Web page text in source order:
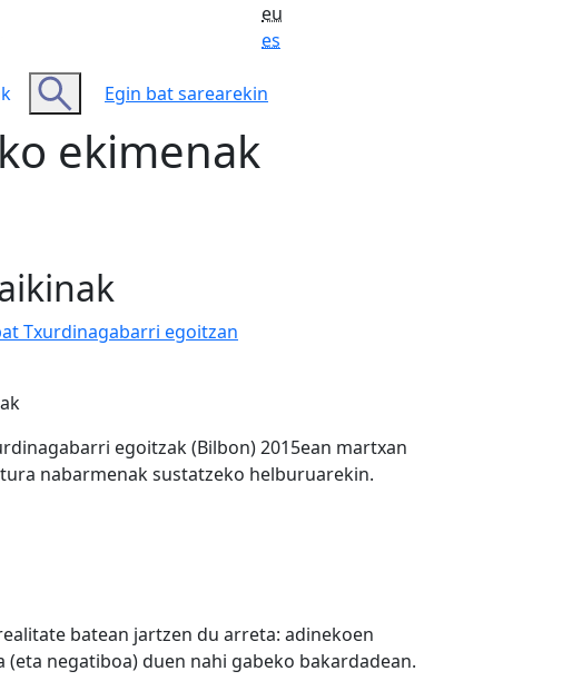
eu
es
Egin bat sarearekin
ekimenak
Txurdinagabarri egoitzan
egoitzak (Bilbon) 2015ean martxan
nabarmenak sustatzeko helburuarekin.
batean jartzen du arreta: adinekoen
negatiboa) duen nahi gabeko bakardadean.